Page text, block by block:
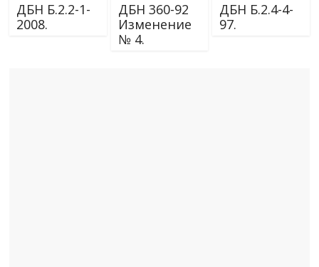
ДБН Б.2.2-1-
2008.
ДБН 360-92
Изменение
№ 4.
ДБН Б.2.4-4-
97.